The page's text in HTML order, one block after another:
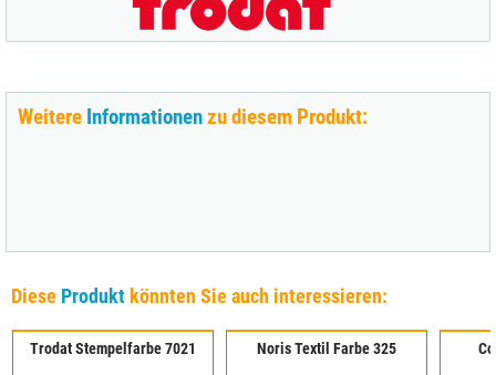
Weitere Informationenzu diesem Produkt:
Diese Produktkönnten Sie auch interessieren:
Trodat Stempelfarbe 7021 Noris Textil Farbe 325